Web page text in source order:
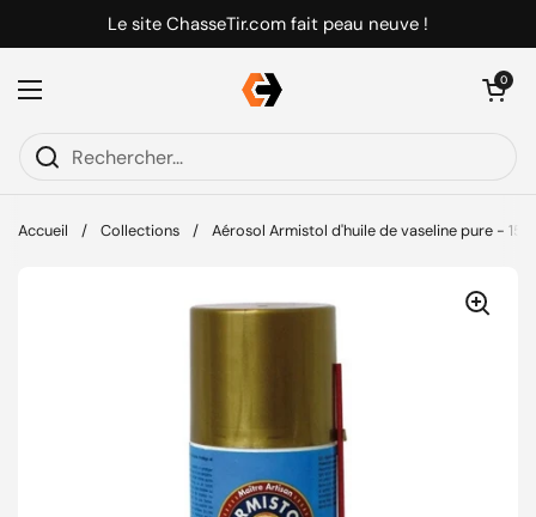
Passer au contenuLe site ChasseTir.com fait peau neuve !
Ouvrir le menu
Ouvrir le
0
Accueil / Collections / Aérosol Armistol d'huile de vaseline pure -